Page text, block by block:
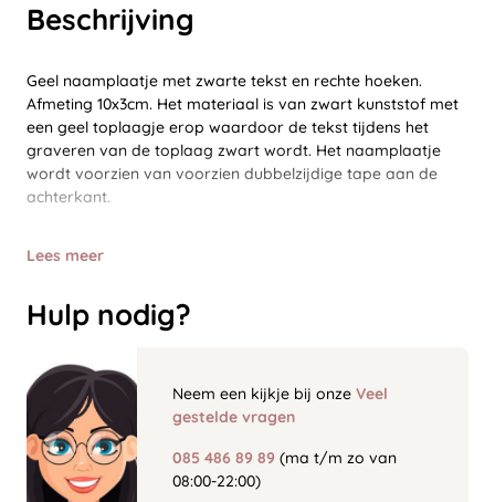
Beschrijving
Geel naamplaatje met zwarte tekst en rechte hoeken.
Afmeting 10x3cm. Het materiaal is van zwart kunststof met
een geel toplaagje erop waardoor de tekst tijdens het
graveren van de toplaag zwart wordt. Het naamplaatje
wordt voorzien van voorzien dubbelzijdige tape aan de
achterkant.
Lees meer
Hulp nodig?
Neem een kijkje bij onze Veel
gestelde vragen
085 486 89 89 (ma t/m zo van
08:00-22:00)